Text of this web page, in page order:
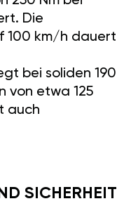
Die
100 km/h dauert
bei soliden 190
von etwa 125
auch
SICHERHEIT